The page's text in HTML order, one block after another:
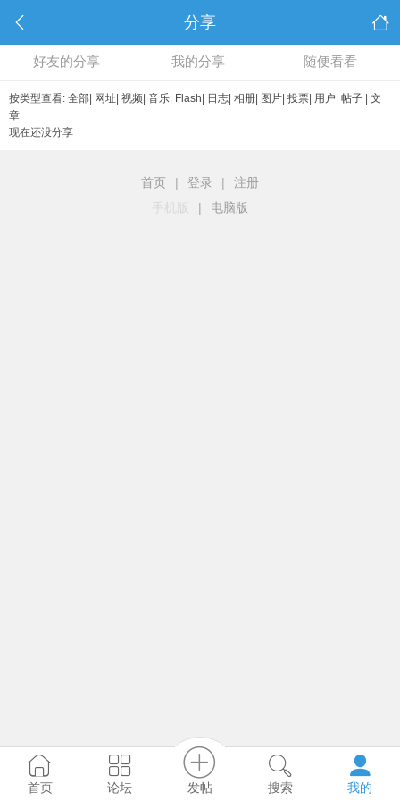
分享
好友的分享 我的分享 随便看看
按类型查看: 全部 网址 视频 音乐 Flash 日志 相册 图片 投票 用户 帖子
文
章
现在还没分享
首页 | 登录 |
注册
手机版
| 电脑版
首页 论坛 发帖 搜索 我的